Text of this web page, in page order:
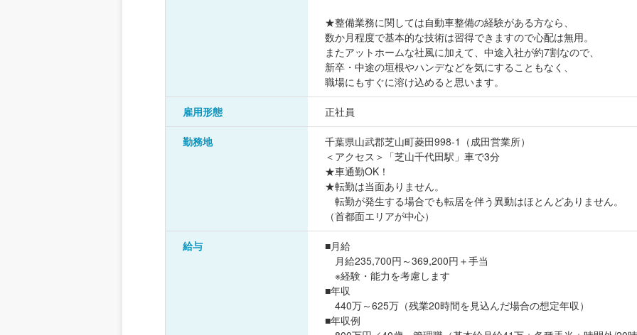
★整備業務に関しては自動車整備の経験がある方なら、
数か月程度で基本的な技術は習得できますので心配は無用。
またアットホームな社風に加えて、中途入社が約7割なので、
新卒・中途の垣根やハンデなどを気にすることもなく、
職場にもすぐに溶け込めると思います。
雇用形態 正社員
勤務地
千葉県山武郡芝山町菱田998-1（成田営業所）
＜アクセス＞「芝山千代田駅」車で3分
★車通勤OK！
★転勤は当面ありません。
転勤が発生する場合でも転居を伴う異動はほとんどありません。
（首都面エリアが中心）
給与
■月給
月給235,700円～369,200円＋手当
※経験・能力を考慮します
■年収
440万～625万（残業20時間を見込んだ場合の想定年収）
■年収例